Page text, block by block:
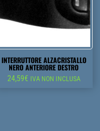
INTERRUTTORE ALZACRISTALLO
NERO ANTERIORE DESTRO
24,59€ IVA NON INCLUSA